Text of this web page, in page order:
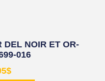
DEL NOIR ET OR-
016
$